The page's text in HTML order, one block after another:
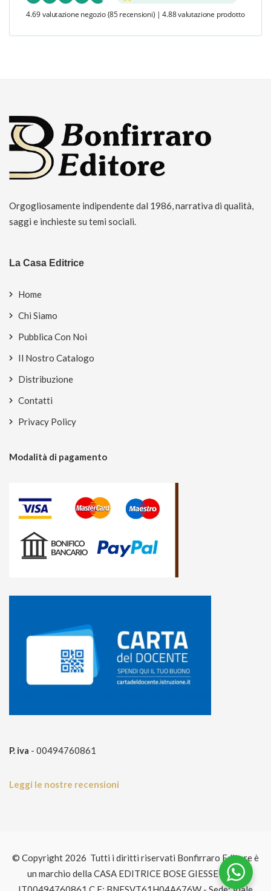
4.69 valutazione negozio (85 recensioni) | 4.88 valutazione prodotto
Orgogliosamente indipendente dal 1986, narrativa di qualità,
saggi e inchieste su temi sociali.
La Casa Editrice
Home
Chi Siamo
Pubblica Con Noi
Il Nostro Catalogo
Distribuzione
Contatti
Privacy Policy
Modalità di pagamento
P. iva - 00494760861
Leggi le nostre recensioni
© Copyright 2026 Tutti i diritti riservati Bonfirraro Editore è
un marchio della CASA EDITRICE BOSE GIESSE P.IVA: